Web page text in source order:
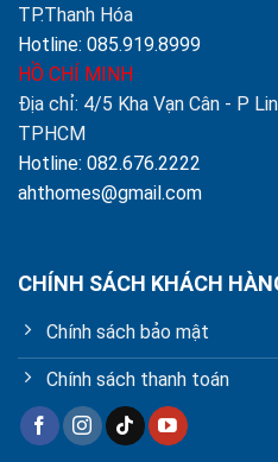
TP.Thanh Hóa
Hotline: 085.919.8999
HỒ CHÍ MINH
Địa chỉ: 4/5 Kha Vạn Cân - P
TPHCM
Hotline: 082.676.2222
ahthomes@gmail.com
CHÍNH SÁCH KHÁCH
Chính sách bảo mật
Chính sách thanh toán